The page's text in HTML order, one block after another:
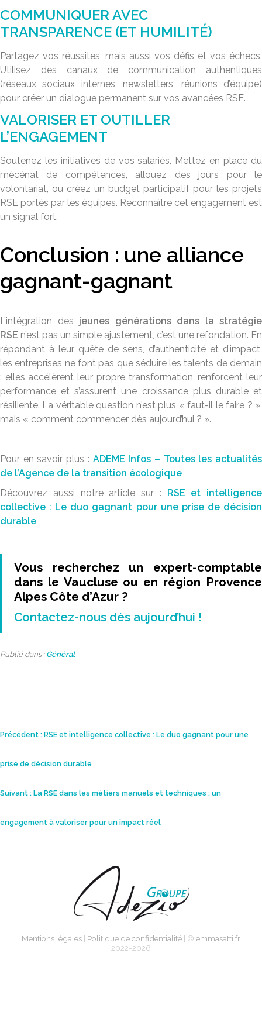
COMMUNIQUER AVEC
TRANSPARENCE (ET HUMILITÉ)
Partagez vos réussites, mais aussi vos défis et vos échecs.
Utilisez des canaux de communication authentiques
(réseaux sociaux internes, newsletters, réunions d’équipe)
pour créer un dialogue permanent sur vos avancées RSE.
VALORISER ET OUTILLER
L’ENGAGEMENT
Soutenez les initiatives de vos salariés. Mettez en place du
mécénat de compétences, allouez des jours pour le
volontariat, ou créez un budget participatif pour les projets
RSE portés par les équipes. Reconnaître cet engagement est
un signal fort.
Conclusion : une alliance
gagnant-gagnant
L’intégration des jeunes générations dans la stratégie
RSE n’est pas un simple ajustement, c’est une refondation. En
répondant à leur quête de sens, d’authenticité et d’impact,
les entreprises ne font pas que séduire les talents de demain
: elles accélèrent leur propre transformation, renforcent leur
performance et s’assurent une croissance plus durable et
résiliente. La véritable question n’est plus « faut-il le faire ? »,
mais « comment commencer dès aujourd’hui ? ».
Pour en savoir plus : ADEME Infos – Toutes les actualités
de l’Agence de la transition écologique
Découvrez aussi notre article sur :
RSE et intelligence
collective : Le duo gagnant pour une prise de décision
durable
Vous recherchez un expert-comptable
dans le Vaucluse ou en région Provence
Alpes Côte d’Azur ?
Contactez-nous dès aujourd’hui !
Publié dans : Général
Navigation
de
l’article
Précédent : RSE et intelligence collective : Le duo gagnant pour une
prise de décision durable
Suivant : La RSE dans les métiers manuels et techniques : un
engagement à valoriser pour un impact réel
Mentions légales | Politique de confidentialité | © emmasatti.fr
2022-2026